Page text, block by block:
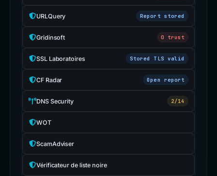
URLQuery Report stored
Gridinsoft 0 trust
SSL Laboratoires Stored TLS valid
CF Radar Open report
DNS Security 2/14
WOT
ScamAdviser
Vérificateur de liste noire